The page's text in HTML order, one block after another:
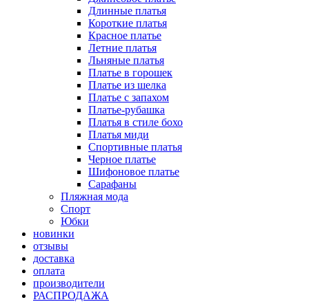
Длинные платья
Короткие платья
Красное платье
Летние платья
Льняные платья
Платье в горошек
Платье из шелка
Платье с запахом
Платье-рубашка
Платья в стиле бохо
Платья миди
Спортивные платья
Черное платье
Шифоновое платье
Сарафаны
Пляжная мода
Спорт
Юбки
новинки
отзывы
доставка
оплата
производители
РАСПРОДАЖА